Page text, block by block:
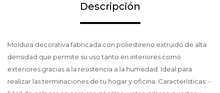
Descripción
Moldura decorativa fabricada con poliestireno extruido de alta
densidad que permite su uso tanto en interiores como
exteriores gracias a la resistencia a la humedad. Ideal para
realizar las terminaciones de tu hogar y oficina. Características: -